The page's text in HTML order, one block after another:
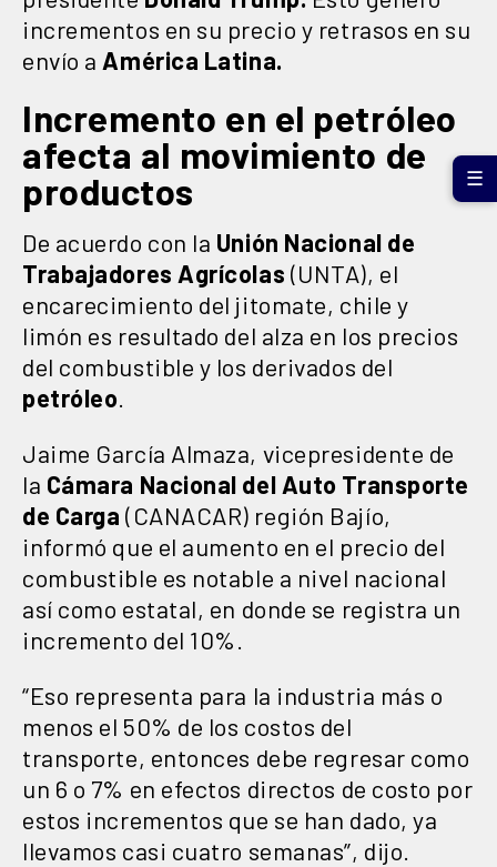
incrementos en su precio y retrasos en su
envío a América Latina.
Incremento en el petróleo
afecta al movimiento de
productos
De acuerdo con la Unión Nacional de
Trabajadores Agrícolas (UNTA), el
encarecimiento del jitomate, chile y
limón es resultado del alza en los precios
del combustible y los derivados del
petróleo.
Jaime García Almaza, vicepresidente de
la Cámara Nacional del Auto Transporte
de Carga (CANACAR) región Bajío,
informó que el aumento en el precio del
combustible es notable a nivel nacional
así como estatal, en donde se registra un
incremento del 10%.
“Eso representa para la industria más o
menos el 50% de los costos del
transporte, entonces debe regresar como
un 6 o 7% en efectos directos de costo por
estos incrementos que se han dado, ya
llevamos casi cuatro semanas”, dijo.
☰